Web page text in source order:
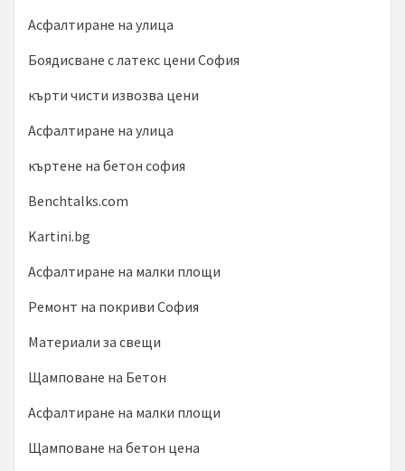
Асфалтиране на улица
Боядисване с латекс цени София
кърти чисти извозва цени
Асфалтиране на улица
къртене на бетон софия
Benchtalks.com
Kartini.bg
Асфалтиране на малки площи
Ремонт на покриви София
Материали за свещи
Щамповане на Бетон
Асфалтиране на малки площи
Щамповане на бетон цена